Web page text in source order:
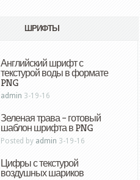
ШРИФТЫ
Английский шрифт с
текстурой воды в формате
PNG
admin 3-19-16
Зеленая трава – готовый
шаблон шрифта в PNG
Posted by admin 3-19-16
Цифры с текстурой
воздушных шариков